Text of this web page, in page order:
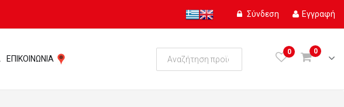
Σύνδεση Εγγραφή
ΕΠΙΚΟΙΝΩΝΙΑ
0
0